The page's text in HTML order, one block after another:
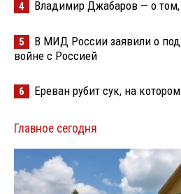
4 Владимир Джабаров — о
5
В МИД России заявили о
войне с Россией
6 Ереван рубит сук, на
Главное сегодня